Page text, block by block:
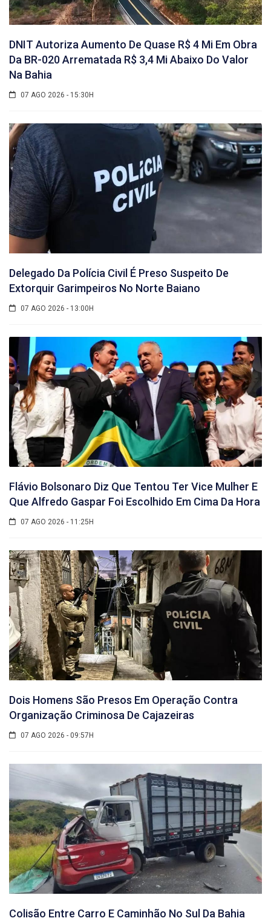
DNIT Autoriza Aumento De Quase R$ 4 Mi Em Obra
Da BR-020 Arrematada R$ 3,4 Mi Abaixo Do Valor
Na Bahia
07 AGO 2026 - 15:30H
Delegado Da Polícia Civil É Preso Suspeito De
Extorquir Garimpeiros No Norte Baiano
07 AGO 2026 - 13:00H
Flávio Bolsonaro Diz Que Tentou Ter Vice Mulher E
Que Alfredo Gaspar Foi Escolhido Em Cima Da Hora
07 AGO 2026 - 11:25H
Dois Homens São Presos Em Operação Contra
Organização Criminosa De Cajazeiras
07 AGO 2026 - 09:57H
Colisão Entre Carro E Caminhão No Sul Da Bahia